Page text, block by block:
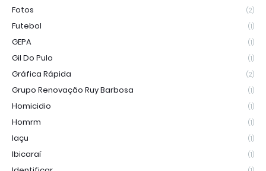
Fotos (2)
Futebol (1)
GEPA (1)
Gil Do Pulo (1)
Gráfica Rápida (2)
Grupo Renovação Ruy Barbosa (1)
Homicidio (1)
Homrm (1)
Iaçu (1)
Ibicaraí (1)